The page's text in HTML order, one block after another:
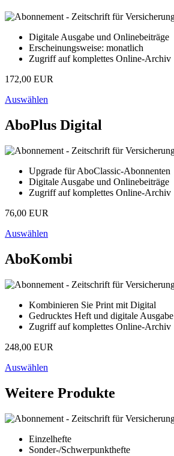
Digitale Ausgabe und Onlinebeiträge
Erscheinungsweise: monatlich
Zugriff auf komplettes Online-Archiv
172,00 EUR
Auswählen
AboPlus Digital
Upgrade für AboClassic-Abonnenten
Digitale Ausgabe und Onlinebeiträge
Zugriff auf komplettes Online-Archiv
76,00 EUR
Auswählen
AboKombi
Kombinieren Sie Print mit Digital
Gedrucktes Heft und digitale Ausgabe
Zugriff auf komplettes Online-Archiv
248,00 EUR
Auswählen
Weitere Produkte
Einzelhefte
Sonder-/Schwerpunkthefte